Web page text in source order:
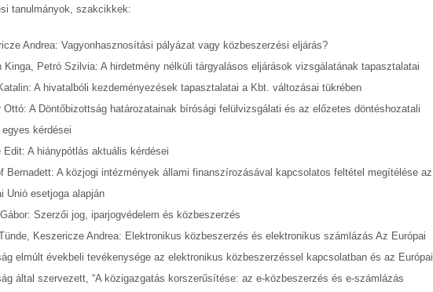
tanulmányok, szakcikkek:
Andrea: Vagyonhasznosítási pályázat vagy közbeszerzési eljárás?
Kinga, Petró Szilvia: A hirdetmény nélküli tárgyalásos eljárások vizsgálatának tapasztalatai
A hivatalbóli kezdeményezések tapasztalatai a Kbt. változásai tükrében
Ottó: A Döntőbizottság határozatainak bírósági felülvizsgálati és az előzetes döntéshozatali
egyes kérdései
Edit: A hiánypótlás aktuális kérdései
Bernadett: A közjogi intézmények állami finanszírozásával kapcsolatos feltétel megítélése az
Unió esetjoga alapján
Szerzői jog, iparjogvédelem és közbeszerzés
Keszericze Andrea: Elektronikus közbeszerzés és elektronikus számlázás Az Európai
elmúlt évekbeli tevékenysége az elektronikus közbeszerzéssel kapcsolatban és az Európai
által szervezett, “A közigazgatás korszerűsítése: az e-közbeszerzés és e-számlázás